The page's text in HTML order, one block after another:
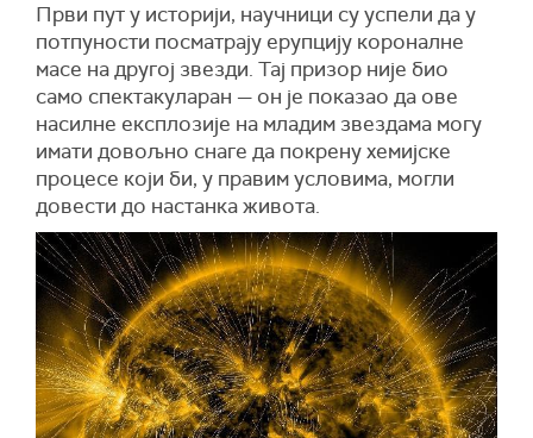
Први пут у историји, научници су успели да у
потпуности посматрају ерупцију короналне
масе на другој звезди. Тај призор није био
само спектакуларан — он је показао да ове
насилне експлозије на младим звездама могу
имати довољно снаге да покрену хемијске
процесе који би, у правим условима, могли
довести до настанка живота.